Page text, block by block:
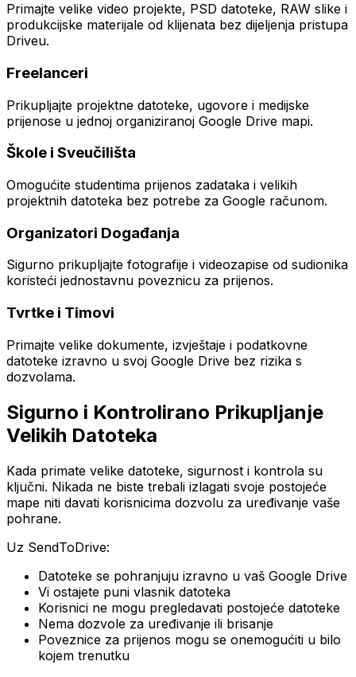
Primajte velike video projekte, PSD datoteke, RAW slike i
produkcijske materijale od klijenata bez dijeljenja pristupa
Driveu.
Freelanceri
Prikupljajte projektne datoteke, ugovore i medijske
prijenose u jednoj organiziranoj Google Drive mapi.
Škole i Sveučilišta
Omogućite studentima prijenos zadataka i velikih
projektnih datoteka bez potrebe za Google računom.
Organizatori Događanja
Sigurno prikupljajte fotografije i videozapise od sudionika
koristeći jednostavnu poveznicu za prijenos.
Tvrtke i Timovi
Primajte velike dokumente, izvještaje i podatkovne
datoteke izravno u svoj Google Drive bez rizika s
dozvolama.
Sigurno i Kontrolirano Prikupljanje
Velikih Datoteka
Kada primate velike datoteke, sigurnost i kontrola su
ključni. Nikada ne biste trebali izlagati svoje postojeće
mape niti davati korisnicima dozvolu za uređivanje vaše
pohrane.
Uz SendToDrive:
Datoteke se pohranjuju izravno u vaš Google Drive
Vi ostajete puni vlasnik datoteka
Korisnici ne mogu pregledavati postojeće datoteke
Nema dozvole za uređivanje ili brisanje
Poveznice za prijenos mogu se onemogućiti u bilo
kojem trenutku